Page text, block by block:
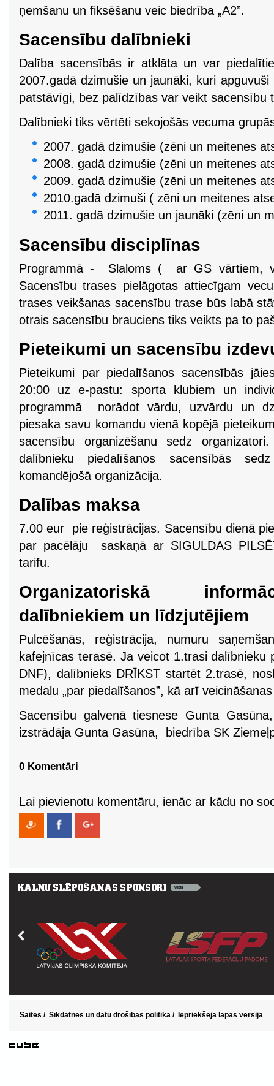
ņemšanu un fiksēšanu veic biedrība „A2”.
Sacensību dalībnieki
Dalība sacensībās ir atklāta un var
2007.gadā dzimušie un jaunāki, kuri
patstāvīgi, bez palīdzības var veikt sacensību
Dalībnieki tiks vērtēti sekojošās vecuma
2007. gadā dzimušie (zēni un meitenes
2008. gadā dzimušie (zēni un meitenes
2009. gadā dzimušie (zēni un meitenes
2010.gadā dzimuši ( zēni un meitenes
2011. gadā dzimušie un jaunāki (zēni un
Sacensību disciplīnas
Programmā - Slaloms ( ar GS vārtiem,
Sacensību trases pielāgotas attiecīgam
trases veikšanas sacensību trase būs labā
otrais sacensību brauciens tiks veikts pa to
Pieteikumi un sacensību
Pieteikumi par piedalīšanos sacensībās
20:00 uz e-pastu: sporta klubiem un
programmā norādot vārdu, uzvārdu un
piesaka savu komandu vienā kopējā
sacensību organizēšanu sedz
dalībnieku piedalīšanos sacensībās
komandējošā organizācija.
Dalības maksa
7.00 eur pie reģistrācijas. Sacensību dienā
par pacēlāju saskaņā ar SIGULDAS
tarifu.
Organizatoriskā
dalībniekiem un līdzjutējiem
Pulcēšanās, reģistrācija, numuru
kafejnīcas terasē. Ja veicot 1.trasi dalībnieku
DNF), dalībnieks DRĪKST startēt 2.trasē,
medaļu „par piedalīšanos”, kā arī
Sacensību galvenā tiesnese Gunta
izstrādāja Gunta Gasūna, biedrība SK
0 Komentāri
Lai pievienotu komentāru, ienāc ar kādu no
Saites / Sīkdatnes un datu drošības politika / Iepriekšējā lapas versija